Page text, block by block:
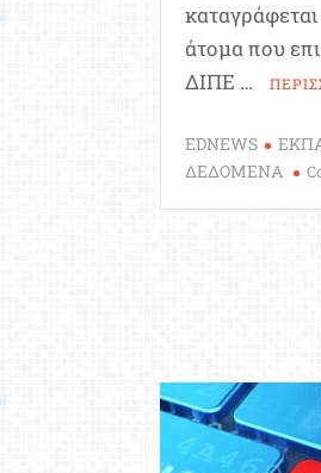
άτομα που
ΔΙΠΕ …
EDNEWS
ΔΕΔΟΜΕΝΑ